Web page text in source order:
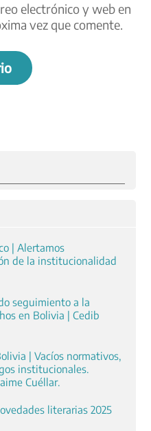
electrónico y web en
vez que comente.
| Alertamos
de la institucionalidad
seguimiento a la
en Bolivia | Cedib
| Vacíos normativos,
institucionales.
Cuéllar.
literarias 2025